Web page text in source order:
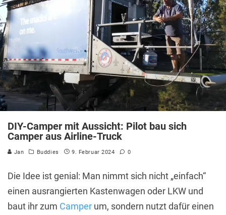
DIY-Camper mit Aussicht: Pilot bau sich
Camper aus Airline-Truck
Jan Buddies 9. Februar 2024 0
Die Idee ist genial: Man nimmt sich nicht „einfach“
einen ausrangierten Kastenwagen oder LKW und
baut ihr zum Camper um, sondern nutzt dafür einen